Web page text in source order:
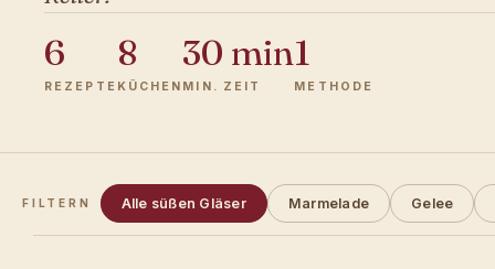
6
REZEPTE
8
KÜCHEN
30 min
MIN. ZEIT
1
METHODE
FILTERN Alle süßen Gläser Marmelade Gelee